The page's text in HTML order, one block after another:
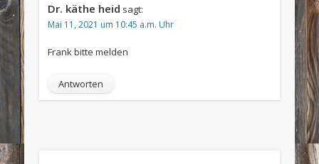
Dr. käthe heid sagt:
Mai 11, 2021 um 10:45 a.m. Uhr
Frank bitte melden
Antworten